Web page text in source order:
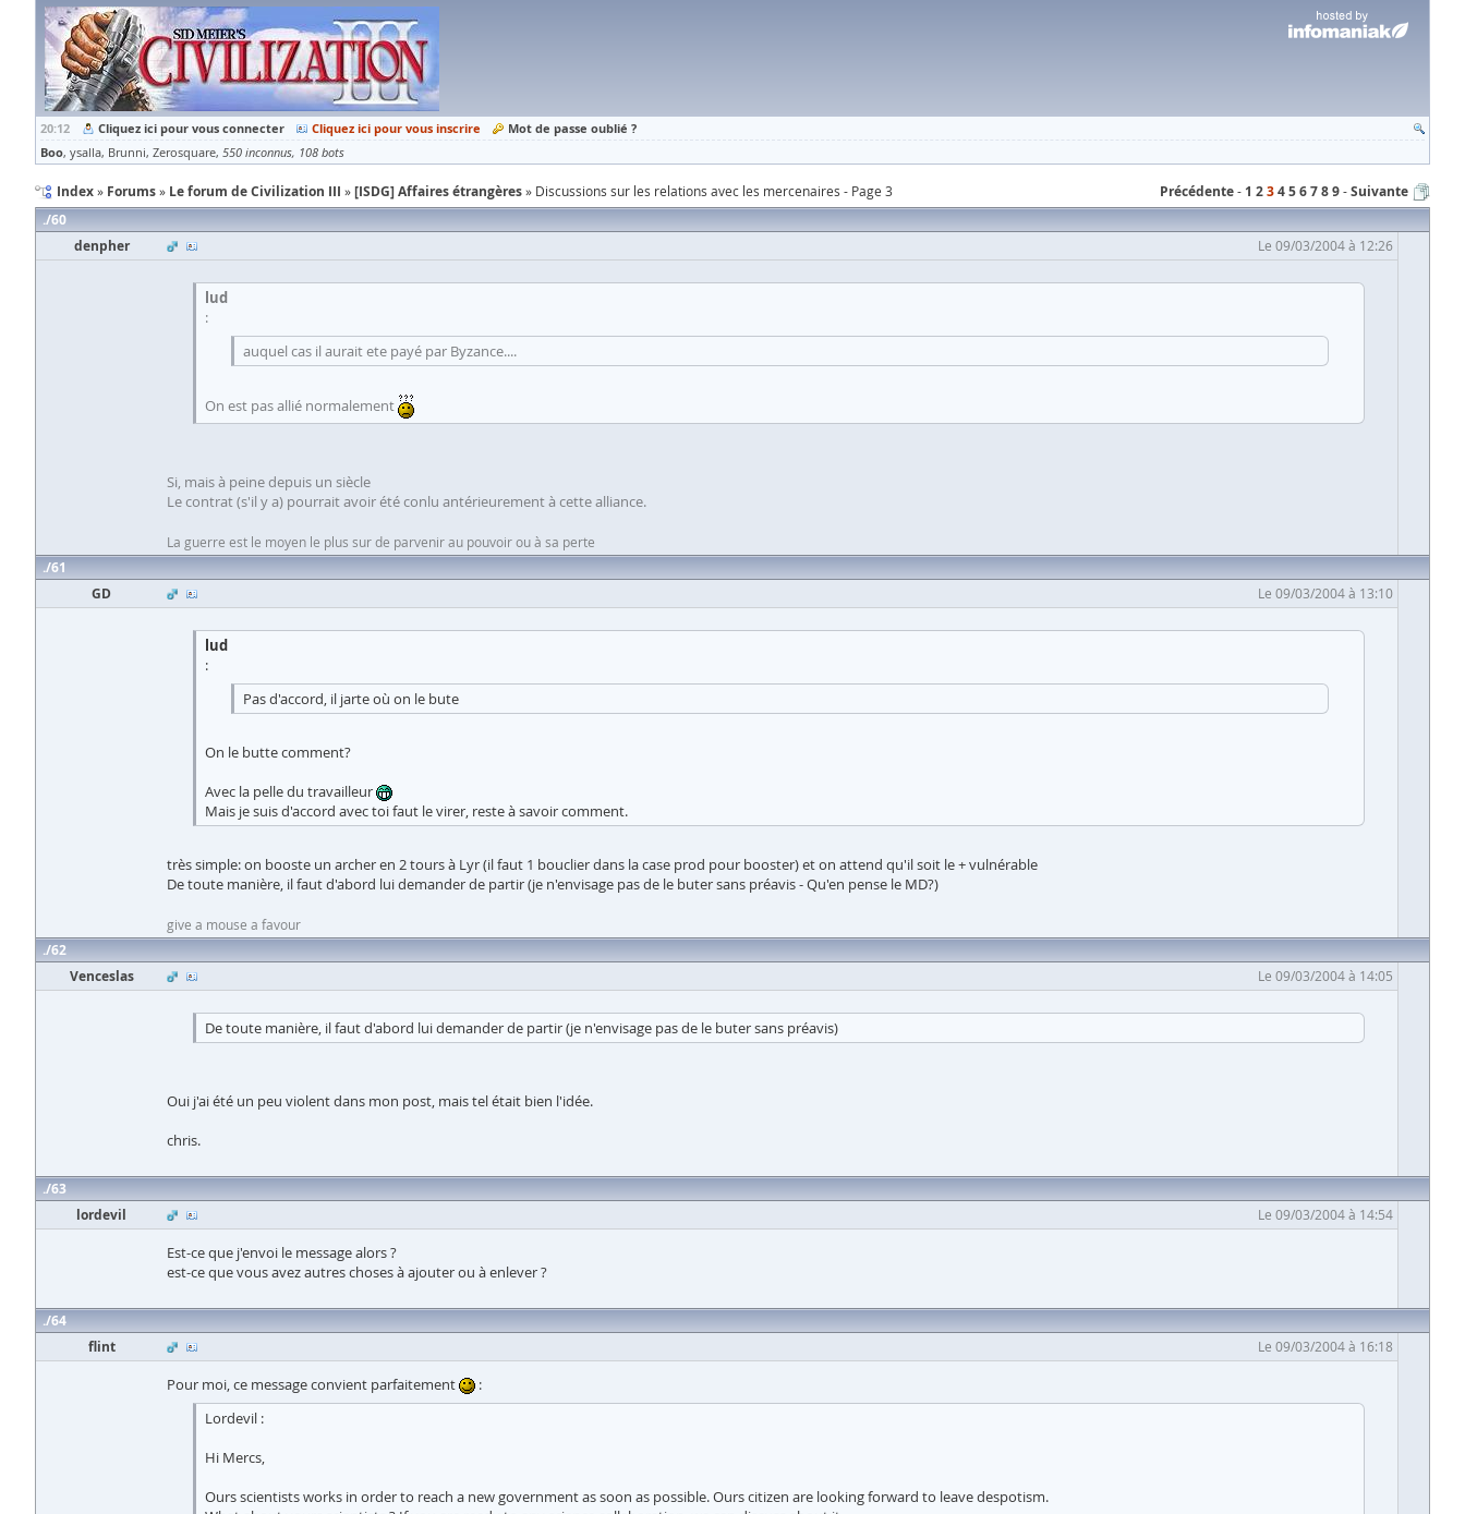
20:12 Cliquez ici pour vous connecter Cliquez ici pour vous inscrire
Mot de passe oublié ?
Boo ysalla Brunni Zerosquare 550 inconnus 108 bots
Index Forums Le forum de Civilization III [ISDG] Affaires étrangères Discussions sur les relations avec les mercenaires - Page 3 Précédente 1 23456789 Suivante
60
denpher
Le 09/03/2004 à 12:26
lud
:
auquel cas il aurait ete payé par Byzance....
On est pas allié normalement
Si, mais à peine depuis un siècle
Le contrat (s'il y a) pourrait avoir été conlu antérieurement à cette alliance.
La guerre est le moyen le plus sur de parvenir au pouvoir ou à sa perte
61
GD
Le 09/03/2004 à 13:10
lud
:
Pas d'accord, il jarte où on le bute
On le butte comment?
Avec la pelle du travailleur
Mais je suis d'accord avec toi faut le virer, reste à savoir comment.
très simple: on booste un archer en 2 tours à Lyr (il faut 1 bouclier dans la case prod pour booster) et on attend qu'il soit le + vulnérable
De toute manière, il faut d'abord lui demander de partir (je n'envisage pas de le buter sans préavis - Qu'en pense le MD?)
give a mouse a favour
62
Venceslas
Le 09/03/2004 à 14:05
De toute manière, il faut d'abord lui demander de partir (je n'envisage pas de le buter sans préavis)
Oui j'ai été un peu violent dans mon post, mais tel était bien l'idée.
chris.
63
lordevil
Le 09/03/2004 à 14:54
Est-ce que j'envoi le message alors ?
est-ce que vous avez autres choses à ajouter ou à enlever ?
64
flint
Le 09/03/2004 à 16:18
Pour moi, ce message convient parfaitement
:
Lordevil :
Hi Mercs,
Ours scientists works in order to reach a new government as soon as possible. Ours citizen are looking forward to leave despotism.